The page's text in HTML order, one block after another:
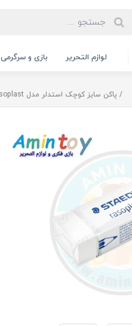
لوازم التحریر بازی و سرگرمی
پاکن سایز کوچک استدلر مدل rasoplast- استدلر اصل